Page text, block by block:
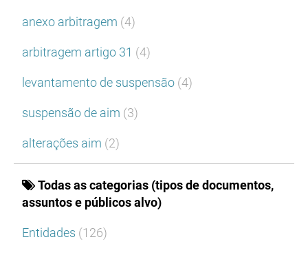
anexo arbitragem (4)
arbitragem artigo 31 (4)
levantamento de suspensão (4)
suspensão de aim (3)
alterações aim (2)
Todas as categorias (tipos de documentos,
assuntos e públicos alvo)
Entidades (126)